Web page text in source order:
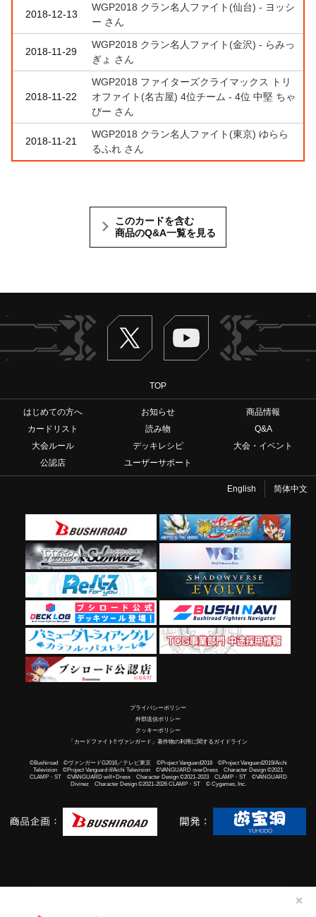
✕
2018-12-13
WGP2018 クラン名人ファイト(仙台) - ヨッシ
ー さん
2018-11-29
WGP2018 クラン名人ファイト(金沢) - らみっ
ぎょ さん
2018-11-22
WGP2018 ファイターズクライマックス トリ
オファイト(名古屋) 4位チーム - 4位 中堅 ちゃ
ぴー さん
2018-11-21
WGP2018 クラン名人ファイト(東京) ゆらら
るふれ さん
このカードを含む
商品のQ&A一覧を見る
Twitter ヴァンガードch
TOP
はじめての方へ お知らせ
商品情報
カードリスト
読み物
Q&A
大会ルール
デッキレシピ
大会・イベント
公認店
ユーザーサポート
English 简体中文
プライバシーポリシー
外部送信ポリシー
クッキーポリシー
「カードファイト!! ヴァンガード」著作物の利用に関するガイドライン
©Bushiroad ©ヴァンガードG2016／テレビ東京 ©Project Vanguard2018 ©Project Vanguard2019/Aichi
Television ©Project Vanguard if/Aichi Television ©VANGUARD overDress Character Design ©2021
CLAMP・ST ©VANGUARD will+Dress Character Design ©2021-2023 CLAMP・ST ©VANGUARD
Divinez Character Design ©2021-2026 CLAMP・ST © Cygames, Inc.